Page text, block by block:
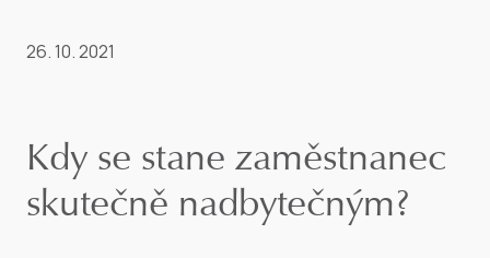
26. 10. 2021
Kdy se stane zaměstnanec
skutečně nadbytečným?